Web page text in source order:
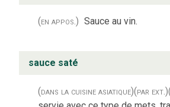
(en appos.) Sauce au vin.
sauce saté
(dans la cuisine asiatique)(par ext.)